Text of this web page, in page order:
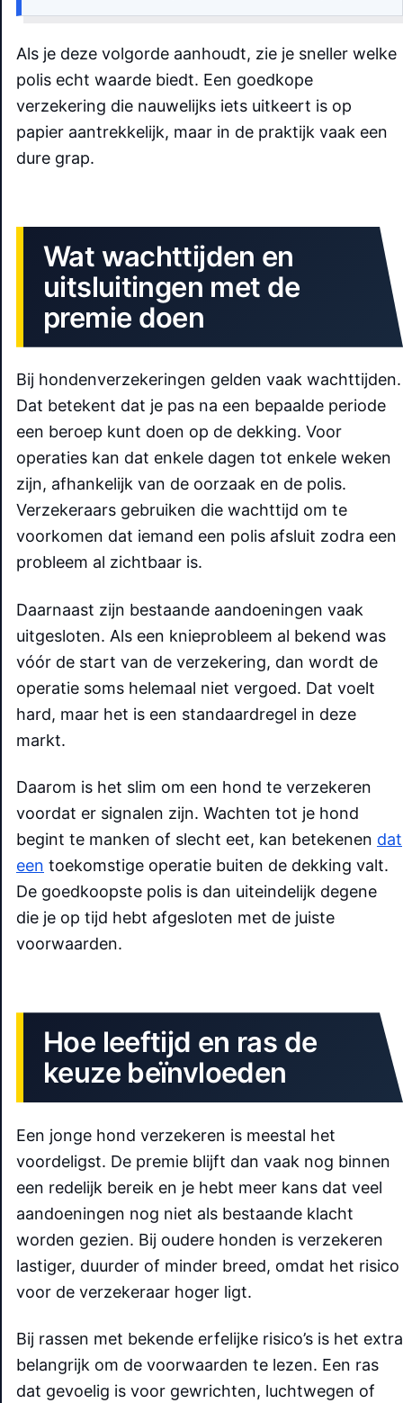
Als je deze volgorde aanhoudt, zie je sneller welke
polis echt waarde biedt. Een goedkope
verzekering die nauwelijks iets uitkeert is op
papier aantrekkelijk, maar in de praktijk vaak een
dure grap.
Wat wachttijden en
uitsluitingen met de
premie doen
Bij hondenverzekeringen gelden vaak wachttijden.
Dat betekent dat je pas na een bepaalde periode
een beroep kunt doen op de dekking. Voor
operaties kan dat enkele dagen tot enkele weken
zijn, afhankelijk van de oorzaak en de polis.
Verzekeraars gebruiken die wachttijd om te
voorkomen dat iemand een polis afsluit zodra een
probleem al zichtbaar is.
Daarnaast zijn bestaande aandoeningen vaak
uitgesloten. Als een knieprobleem al bekend was
vóór de start van de verzekering, dan wordt de
operatie soms helemaal niet vergoed. Dat voelt
hard, maar het is een standaardregel in deze
markt.
Daarom is het slim om een hond te verzekeren
voordat er signalen zijn. Wachten tot je hond
begint te manken of slecht eet, kan betekenen dat
een toekomstige operatie buiten de dekking valt.
De goedkoopste polis is dan uiteindelijk degene
die je op tijd hebt afgesloten met de juiste
voorwaarden.
Hoe leeftijd en ras de
keuze beïnvloeden
Een jonge hond verzekeren is meestal het
voordeligst. De premie blijft dan vaak nog binnen
een redelijk bereik en je hebt meer kans dat veel
aandoeningen nog niet als bestaande klacht
worden gezien. Bij oudere honden is verzekeren
lastiger, duurder of minder breed, omdat het risico
voor de verzekeraar hoger ligt.
Bij rassen met bekende erfelijke risico’s is het extra
belangrijk om de voorwaarden te lezen. Een ras
dat gevoelig is voor gewrichten, luchtwegen of